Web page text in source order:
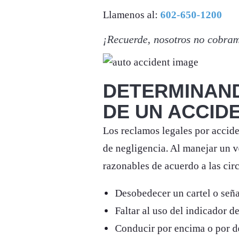
Llamenos al: 602-650-1200
¡Recuerde, nosotros no
DE UN
Los reclamos legales por
de negligencia. Al manejar un
razonables de acuerdo a las
Desobedecer un cartel o
Faltar al uso del indicador
Conducir por encima o por